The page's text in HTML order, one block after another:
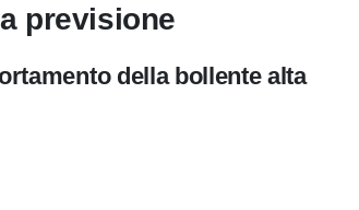
previsione
della bollente alta